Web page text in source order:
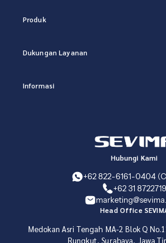
Hubungi Kami
+62 822-6161-0404
+62 31 8722719
Head Office
Medokan Asri Tengah MA-2 Blok Q
Rungkut, Surabaya, Jawa
Produk
Dukungan Layanan
Informasi